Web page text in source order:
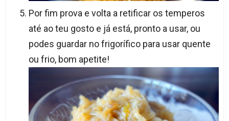
Por fim prova e volta a retificar os temperos
até ao teu gosto e já está, pronto a usar, ou
podes guardar no frigorífico para usar quente
ou frio, bom apetite!